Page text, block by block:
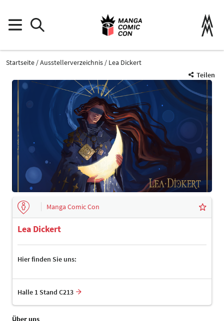
Startseite Ausstellerverzeichnis
Lea Dickert
Teilen
Manga Comic Con
Lea Dickert
Hier finden Sie uns:
Halle 1 Stand C213
Über uns